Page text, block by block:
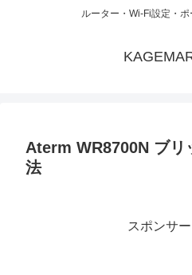
ルーター・Wi-Fi設定・
Aterm WR8700N ブリ
法
スポンサ